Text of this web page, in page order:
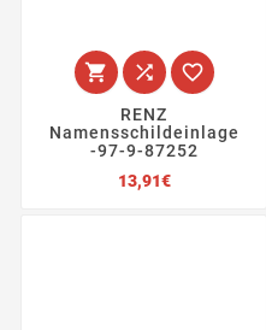
  
RENZ
Namensschildeinlage
-97-9-87252
13,91€Preis